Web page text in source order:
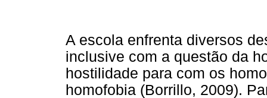
A escola enfrenta diversos
inclusive com a questão da
hostilidade para com os
homofobia (Borrillo, 2009).